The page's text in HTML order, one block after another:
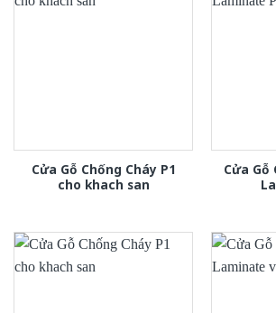
Cửa Gỗ Chống Cháy P1
cho khach san
Cửa Gỗ